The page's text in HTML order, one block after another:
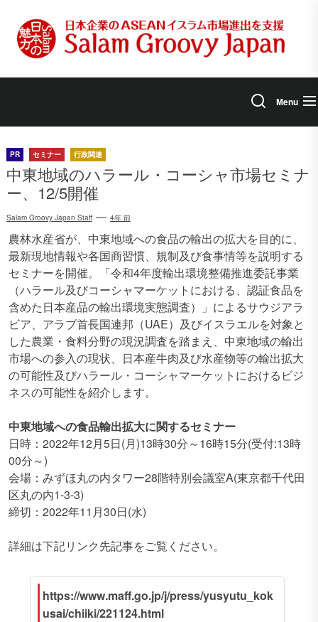
content
Menu
PR セミナー 行政関連
中東地域のハラール・コーシャ市場セミナ
ー、12/5開催
Salam Groovy Japan Staff 4年 前
農林水産省が、中東地域への食品の輸出の拡大を目的に、
最新現地情報や各国商習慣、規制及び食事情等を説明する
セミナーを開催。「令和4年度輸出環境整備推進委託事業
（ハラール及びコーシャマーケットにおける、認証食品を
含めた日本産品の輸出環境実態調査）」によるサウジアラ
ビア、アラブ首長国連邦（UAE）及びイスラエルを対象と
した農業・食料分野の現況調査を踏まえ、中東地域の輸出
市場への参入の現状、日本産牛肉及び水産物等の輸出拡大
の可能性及びハラール・コーシャマーケットにおけるビジ
ネスの可能性を紹介します。
中東地域への食品輸出拡大に関するセミナー
日時：2022年12月5日(月)13時30分～16時15分(受付:13時
00分～)
会場：みずほ丸の内タワー28階特別会議室A(東京都千代田
区丸の内1-3-3)
締切：2022年11月30日(水)
詳細は下記リンク先記事をご覧ください。
https://www.maff.go.jp/j/press/yusyutu_kok
usai/chiiki/221124.html